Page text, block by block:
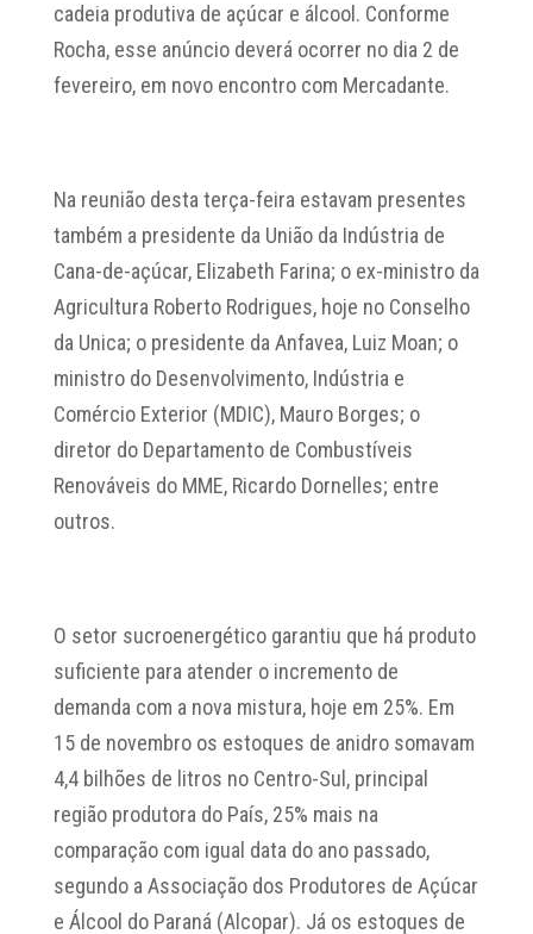
cadeia produtiva de açúcar e álcool. Conforme
Rocha, esse anúncio deverá ocorrer no dia 2 de
fevereiro, em novo encontro com Mercadante.
Na reunião desta terça-feira estavam presentes
também a presidente da União da Indústria de
Cana-de-açúcar, Elizabeth Farina; o ex-ministro da
Agricultura Roberto Rodrigues, hoje no Conselho
da Unica; o presidente da Anfavea, Luiz Moan; o
ministro do Desenvolvimento, Indústria e
Comércio Exterior (MDIC), Mauro Borges; o
diretor do Departamento de Combustíveis
Renováveis do MME, Ricardo Dornelles; entre
outros.
O setor sucroenergético garantiu que há produto
suficiente para atender o incremento de
demanda com a nova mistura, hoje em 25%. Em
15 de novembro os estoques de anidro somavam
4,4 bilhões de litros no Centro-Sul, principal
região produtora do País, 25% mais na
comparação com igual data do ano passado,
segundo a Associação dos Produtores de Açúcar
e Álcool do Paraná (Alcopar). Já os estoques de